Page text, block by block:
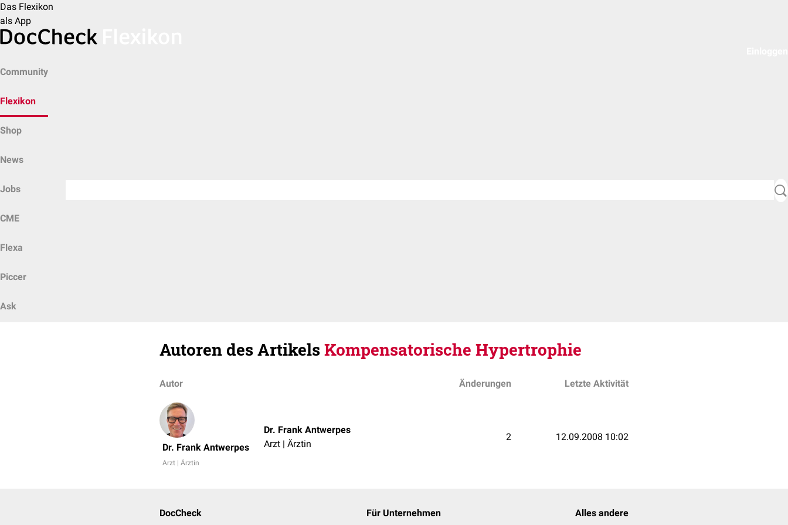
Das Flexikon
als App
Community
Flexikon
Shop
News
Jobs
CME
Flexa
Piccer
Ask
Autoren des ArtikelsKompensatorische Hypertrophie
Autor Änderungen Letzte Aktivität
Dr. Frank Antwerpes
Arzt | Ärztin
Dr. Frank Antwerpes
Arzt | Ärztin
2 12.09.2008 10:02
DocCheck Für Unternehmen Alles andere